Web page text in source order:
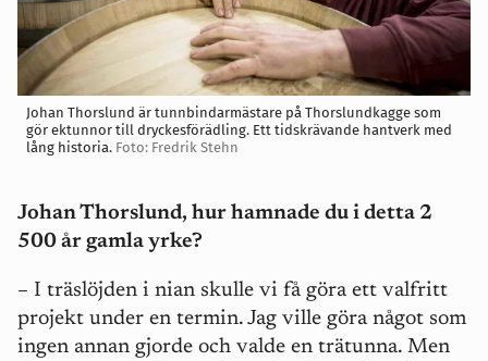
Johan Thorslund är tunnbindarmästare på Thorslundkagge som
gör ektunnor till dryckesförädling. Ett tidskrävande hantverk med
lång historia. Foto: Fredrik Stehn
Johan Thorslund, hur hamnade du i detta 2
500 år gamla yrke?
– I träslöjden i nian skulle vi få göra ett valfritt
projekt under en termin. Jag ville göra något som
ingen annan gjorde och valde en trätunna. Men